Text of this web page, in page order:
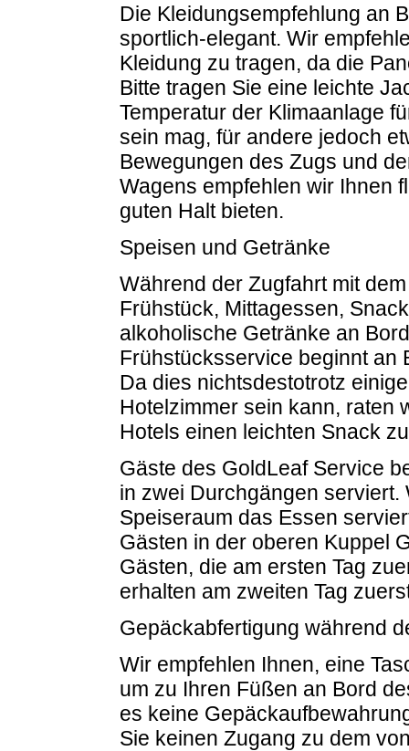
Die Kleidungsempfehlung an
sportlich-elegant. Wir
Kleidung zu tragen, da die
Bitte tragen Sie eine leichte
Temperatur der Klimaanlage
sein mag, für andere jedoch
Bewegungen des Zugs und
Wagens empfehlen wir Ihnen
guten Halt bieten.
Speisen und Getränke
Während der Zugfahrt mit
Frühstück, Mittagessen,
alkoholische Getränke an
Frühstücksservice beginnt an
Da dies nichtsdestotrotz
Hotelzimmer sein kann, raten
Hotels einen leichten Snack
Gäste des GoldLeaf Service
in zwei Durchgängen
Speiseraum das Essen
Gästen in der oberen Kuppel
Gästen, die am ersten Tag
erhalten am zweiten Tag
Gepäckabfertigung während
Wir empfehlen Ihnen, eine
um zu Ihren Füßen an Bord
es keine
Sie keinen Zugang zu dem